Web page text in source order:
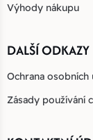
Výhody nákupu
DALŠÍ ODKAZY
Ochrana osobních
Zásady používání